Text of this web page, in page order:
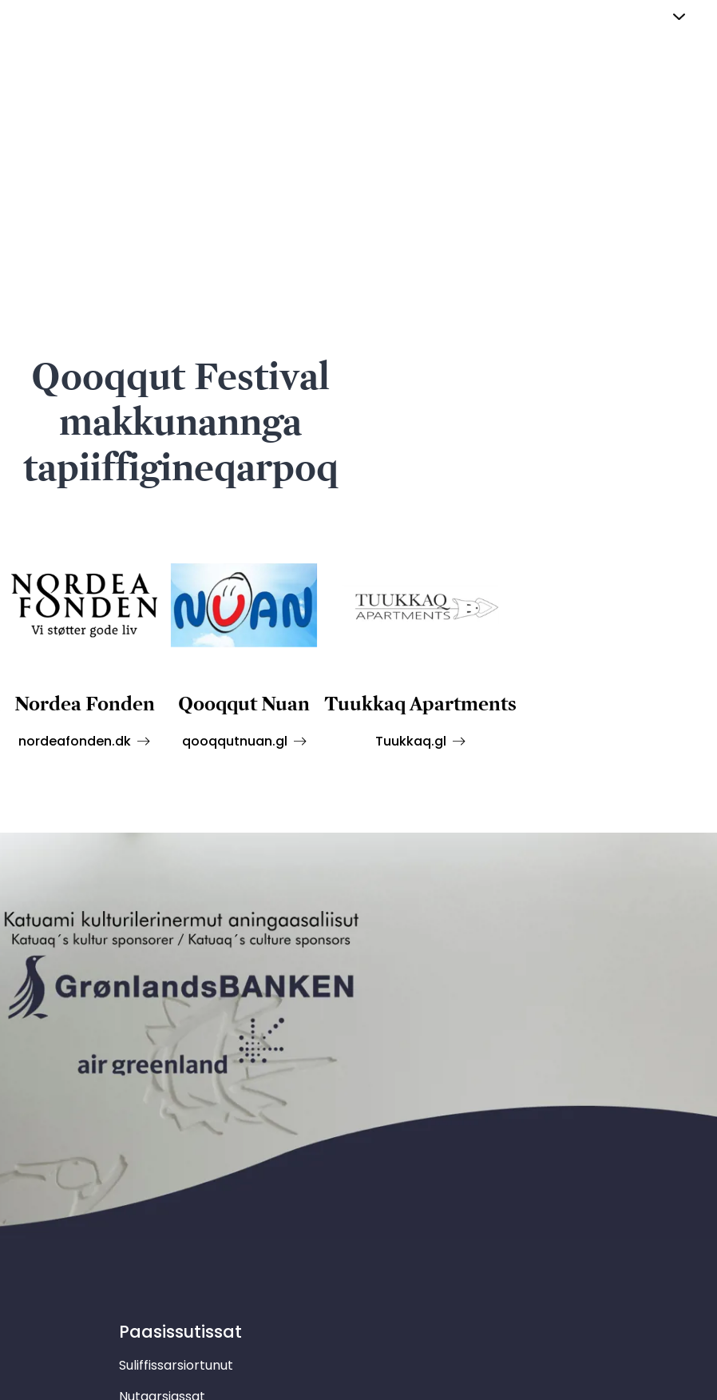
Qooqqut Festival
makkunannga
tapiiffigineqarpoq
Nordea Fonden
nordeafonden.dk
Qooqqut Nuan
qooqqutnuan.gl
Tuukkaq Apartments
Tuukkaq.gl
Paasissutissat
Suliffissarsiortunut